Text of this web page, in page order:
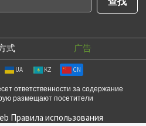
式 广告
UA KZ CN
ответственности за содержание
размещают посетители
Правила использования